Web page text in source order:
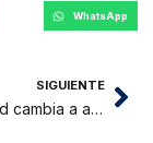
WhatsApp
SIGUIENTE
Municipalidad cambia a administradora de camal municipal